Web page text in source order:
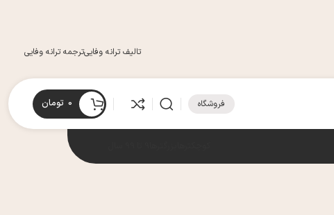
تالیف ترانه وفاییترجمه ترانه وفایی
فروشگاه 0 تومان